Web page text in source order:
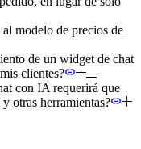
modelo de precios de
de un widget de chat
clientes?
con IA requerirá que
otras herramientas?